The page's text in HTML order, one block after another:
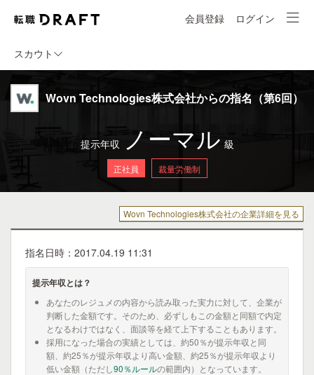
会員登録 ログイン
スカウト
Wovn Technologies株式会社からの指名（第6回）
提示年収 ノーマル 級
正社員 裁量労働制
Wovn Technologies株式会社の企業詳細を見る
指名日時：2017.04.19 11:31
提示年収とは？
あなたのレジュメの内容から読み取った実力に対して、企業が
判断した金額です。そのため、必ずしもこの金額と同額で内定
となるわけではなく、面談等を経て上下することもあります。
採用になった場合の実績としては、約50％が提示年収と同
額、約25％が提示年収より高い金額、約25％が提示年収より
低い金額（ただし90％ルールの範囲内）となっています。